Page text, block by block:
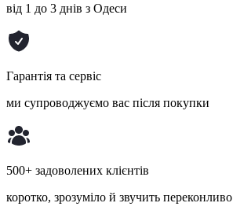
від 1 до 3 днів з Одеси
Гарантія та сервіс
ми супроводжуємо вас після покупки
500+ задоволених клієнтів
коротко, зрозуміло й звучить переконливо